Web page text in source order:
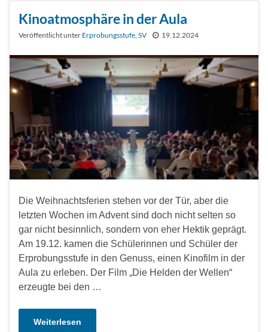
Kinoatmosphäre in der Aula
Veröffentlicht unter Erprobungsstufe, SV 19.12.2024
Die Weihnachtsferien stehen vor der Tür, aber die
letzten Wochen im Advent sind doch nicht selten so
gar nicht besinnlich, sondern von eher Hektik geprägt.
Am 19.12. kamen die Schülerinnen und Schüler der
Erprobungsstufe in den Genuss, einen Kinofilm in der
Aula zu erleben. Der Film „Die Helden der Wellen“
erzeugte bei den …
Weiterlesen